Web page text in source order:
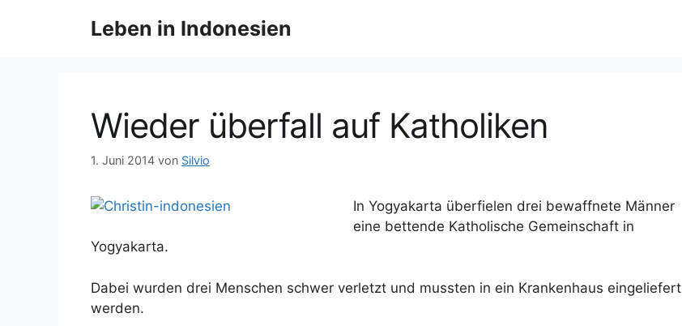
Leben in Indonesien
Wieder überfall auf Katholiken
1. Juni 2014 von Silvio
In Yogyakarta überfielen drei bewaffnete Männer
eine bettende Katholische Gemeinschaft in
Yogyakarta.
Dabei wurden drei Menschen schwer verletzt und mussten in ein Krankenhaus eingeliefert
werden.